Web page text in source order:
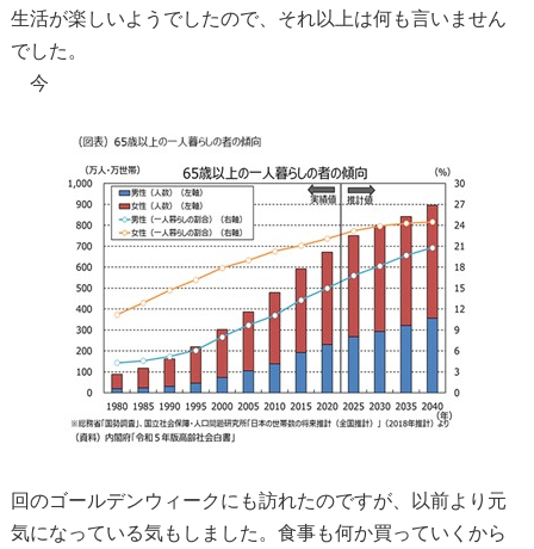
生活が楽しいようでしたので、それ以上は何も言いません
でした。
今
回のゴールデンウィークにも訪れたのですが、以前より元
気になっている気もしました。食事も何か買っていくから